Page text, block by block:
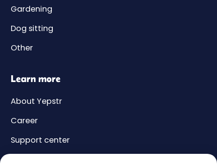
Gardening
Dog sitting
Other
Learn more
About Yepstr
Career
Support center